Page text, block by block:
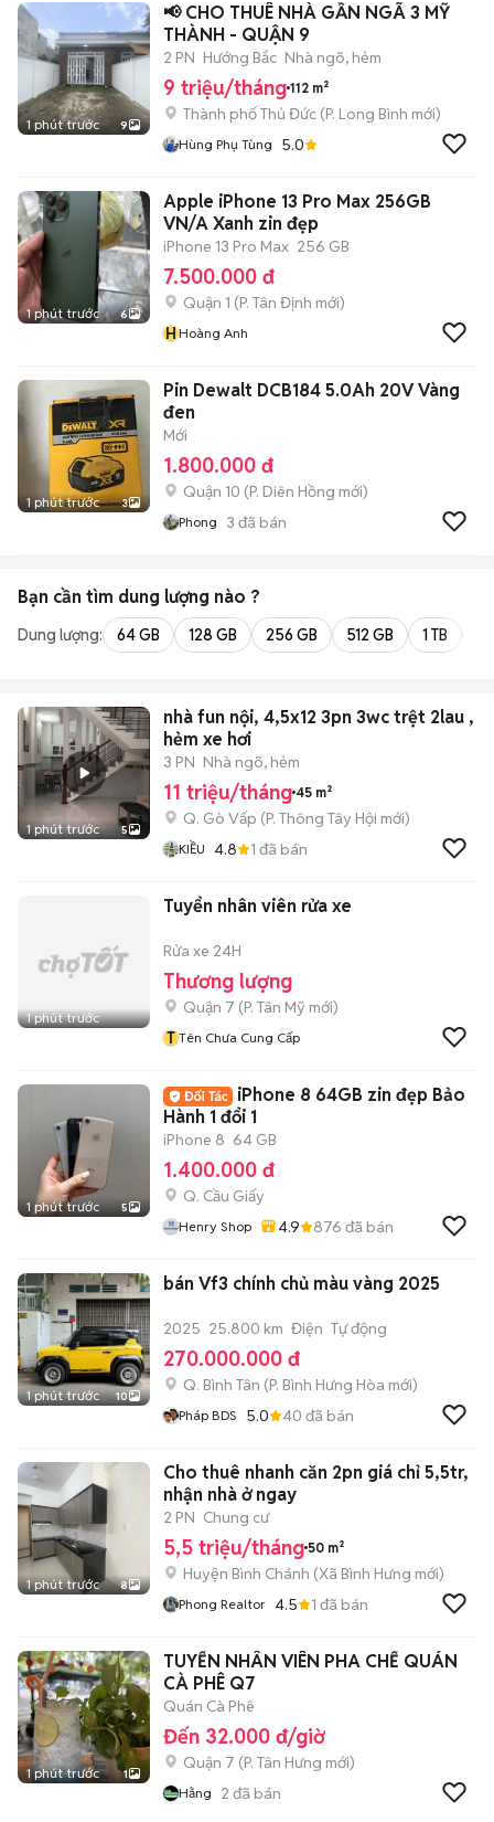
1 phút trước 9
📢 CHO THUÊ NHÀ GẦN NGÃ 3 MỸ
THÀNH - QUẬN 9
2 PN Hướng Bắc Nhà ngõ, hẻm
9 triệu/tháng 112 m²
Thành phố Thủ Đức (P. Long Bình mới)
Hùng Phụ Tùng 5.0
1 phút trước 6
Apple iPhone 13 Pro Max 256GB
VN/A Xanh zin đẹp
iPhone 13 Pro Max 256 GB
7.500.000 đ
Quận 1 (P. Tân Định mới)
HHoàng Anh
1 phút trước 3
Pin Dewalt DCB184 5.0Ah 20V Vàng
đen
Mới
1.800.000 đ
Quận 10 (P. Diên Hồng mới)
Phong 3 đã bán
Bạn cần tìm dung lượng nào ?
Dung lượng: 64 GB 128 GB 256 GB 512 GB 1 TB
1 phút trước 5
nhà fun nội, 4,5x12 3pn 3wc trệt 2lau ,
hẻm xe hơi
3 PN Nhà ngõ, hẻm
11 triệu/tháng 45 m²
Q. Gò Vấp (P. Thông Tây Hội mới)
KIỀU 4.8 1 đã bán
1 phút trước
Tuyển nhân viên rửa xe
Rửa xe 24H
Thương lượng
Quận 7 (P. Tân Mỹ mới)
T Tên Chưa Cung Cấp
1 phút trước 5
iPhone 8 64GB zin đẹp Bảo
Hành 1 đổi 1
iPhone 8 64 GB
1.400.000 đ
Q. Cầu Giấy
Henry Shop 4.9 876 đã bán
1 phút trước 10
bán Vf3 chính chủ màu vàng 2025
2025 25.800 km Điện Tự động
270.000.000 đ
Q. Bình Tân (P. Bình Hưng Hòa mới)
Pháp BDS 5.0 40 đã bán
1 phút trước 8
Cho thuê nhanh căn 2pn giá chỉ 5,5tr,
nhận nhà ở ngay
2 PN Chung cư
5,5 triệu/tháng 50 m²
Huyện Bình Chánh (Xã Bình Hưng mới)
Phong Realtor 4.5 1 đã bán
1 phút trước 1
TUYỂN NHÂN VIÊN PHA CHẾ QUÁN
CÀ PHÊ Q7
Quán Cà Phê
Đến 32.000 đ/giờ
Quận 7 (P. Tân Hưng mới)
Hằng 2 đã bán